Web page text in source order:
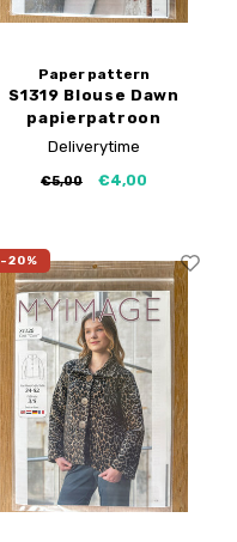
Paper pattern
S1319 Blouse Dawn
papierpatroon
Deliverytime
€5,00 €4,00
-20%